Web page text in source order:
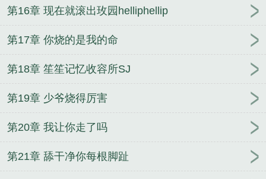
第16章 现在就滚出玫园helliphellip
第17章 你烧的是我的命
第18章 笙笙记忆收容所SJ
第19章 少爷烧得厉害
第20章 我让你走了吗
第21章 舔干净你每根脚趾